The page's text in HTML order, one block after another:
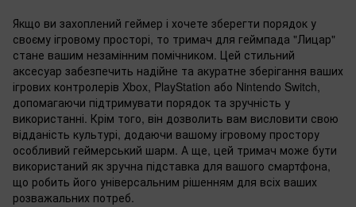
Якщо ви захоплений геймер і хочете зберегти порядок у
своєму ігровому просторі, то тримач для геймпада "Лицар"
стане вашим незамінним помічником. Цей стильний
аксесуар забезпечить надійне та акуратне зберігання ваших
ігрових контролерів Xbox, PlayStation або Nintendo Switch,
допомагаючи підтримувати порядок та зручність у
використанні. Крім того, він дозволить вам висловити свою
відданість культурі, додаючи вашому ігровому простору
особливий геймерський шарм. А ще, цей тримач може бути
використаний як зручна підставка для вашого смартфона,
що робить його універсальним рішенням для всіх ваших
розважальних потреб.